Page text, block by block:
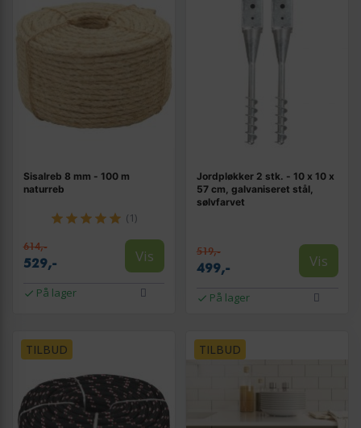
Sisalreb 8 mm - 100 m
naturreb
(1)
614,-
529,- Vis
På lager
Jordpløkker 2 stk. - 10 x 10 x
57 cm, galvaniseret stål,
sølvfarvet
519,-
499,- Vis
På lager
TILBUD TILBUD